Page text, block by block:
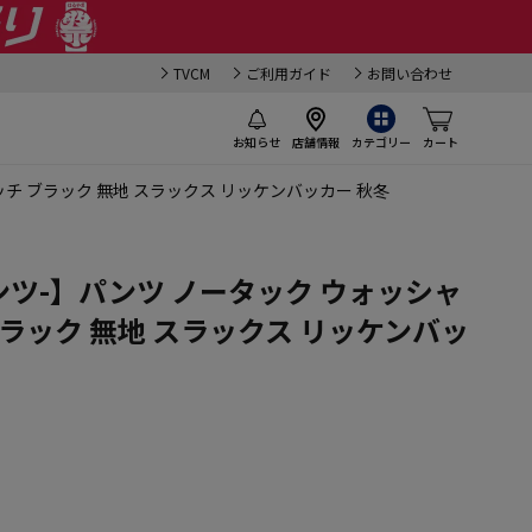
TVCM ご利用ガイド お問い合わせ
お知らせ 店舗情報 カテゴリー カート
ブラック 無地 スラックス リッケンバッカー 秋冬
-】パンツ ノータック ウォッシャ
ック 無地 スラックス リッケンバッ